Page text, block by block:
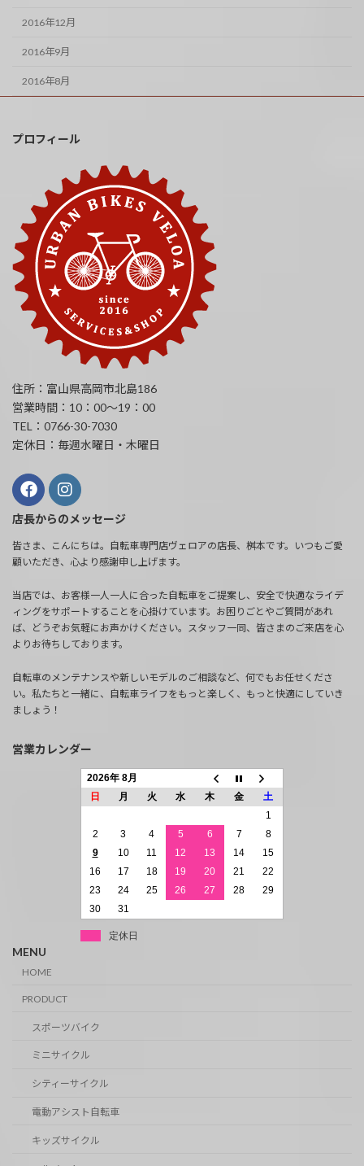
2016年12月
2016年9月
2016年8月
プロフィール
住所：富山県高岡市北島186
営業時間：10：00～19：00
TEL：0766-30-7030
定休日：毎週水曜日・木曜日
店長からのメッセージ
皆さま、こんにちは。自転車専門店ヴェロアの店長、桝本です。いつもご愛
顧いただき、心より感謝申し上げます。
当店では、お客様一人一人に合った自転車をご提案し、安全で快適なライデ
ィングをサポートすることを心掛けています。お困りごとやご質問があれ
ば、どうぞお気軽にお声かけください。スタッフ一同、皆さまのご来店を心
よりお待ちしております。
自転車のメンテナンスや新しいモデルのご相談など、何でもお任せくださ
い。私たちと一緒に、自転車ライフをもっと楽しく、もっと快適にしていき
ましょう！
営業カレンダー
2026年 8月
日
月 火 水 木 金
土
1
2
3 4 5 6 7
8
9
10 11 12 13 14
15
16
17 18 19 20 21
22
23
24 25 26 27 28
29
30
31
定休日
MENU
HOME
PRODUCT
スポーツバイク
ミニサイクル
シティーサイクル
電動アシスト自転車
キッズサイクル